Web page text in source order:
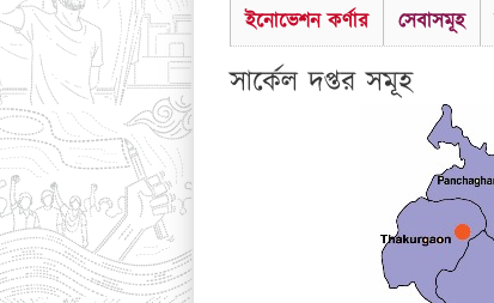
ইনোভেশন কর্ণার
সেবাসমূহ
সার্কেল দপ্তর সমূহ